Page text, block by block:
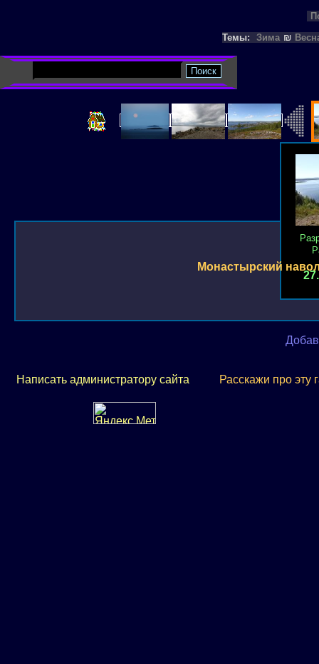
Темы:
Зима ₪
Монастырский
Написать администратору сайта Расскажи про эту